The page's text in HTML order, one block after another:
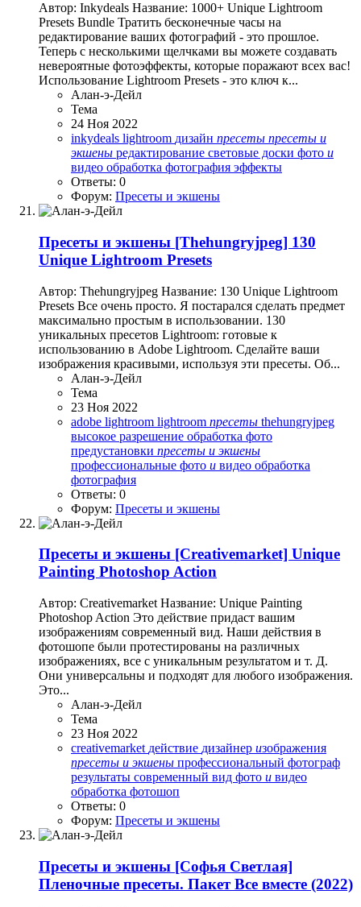
Автор: Inkydeals Название: 1000+ Unique Lightroom
Presets Bundle Тратить бесконечные часы на
редактирование ваших фотографий - это прошлое.
Теперь с несколькими щелчками вы можете создавать
невероятные фотоэффекты, которые поражают всех вас!
Использование Lightroom Presets - это ключ к...
Алан-э-Дейл
Тема
24 Ноя 2022
inkydeals lightroom дизайн пресеты пресеты и
экшены редактирование световые доски фото и
видео обработка фотография эффекты
Ответы: 0
Форум: Пресеты и экшены
Пресеты и экшены [Thehungryjpeg] 130
Unique Lightroom Presets
Автор: Thehungryjpeg Название: 130 Unique Lightroom
Presets Все очень просто. Я постарался сделать предмет
максимально простым в использовании. 130
уникальных пресетов Lightroom: готовые к
использованию в Adobe Lightroom. Сделайте ваши
изображения красивыми, используя эти пресеты. Об...
Алан-э-Дейл
Тема
23 Ноя 2022
adobe lightroom lightroom пресеты thehungryjpeg
высокое разрешение обработка фото
предустановки пресеты и экшены
профессиональные фото и видео обработка
фотография
Ответы: 0
Форум: Пресеты и экшены
Пресеты и экшены [Creativemarket] Unique
Painting Photoshop Action
Автор: Creativemarket Название: Unique Painting
Photoshop Action Это действие придаст вашим
изображениям современный вид. Наши действия в
фотошопе были протестированы на различных
изображениях, все с уникальным результатом и т. Д.
Они универсальны и подходят для любого изображения.
Это...
Алан-э-Дейл
Тема
23 Ноя 2022
creativemarket действие дизайнер изображения
пресеты и экшены профессиональный фотограф
результаты современный вид фото и видео
обработка фотошоп
Ответы: 0
Форум: Пресеты и экшены
Пресеты и экшены [Софья Светлая]
Пленочные пресеты. Пакет Все вместе (2022)